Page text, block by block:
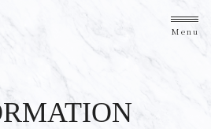
Menu